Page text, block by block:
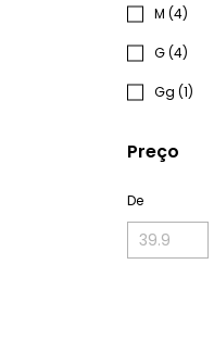
M (4)
G (4)
Gg (1)
Preço
De